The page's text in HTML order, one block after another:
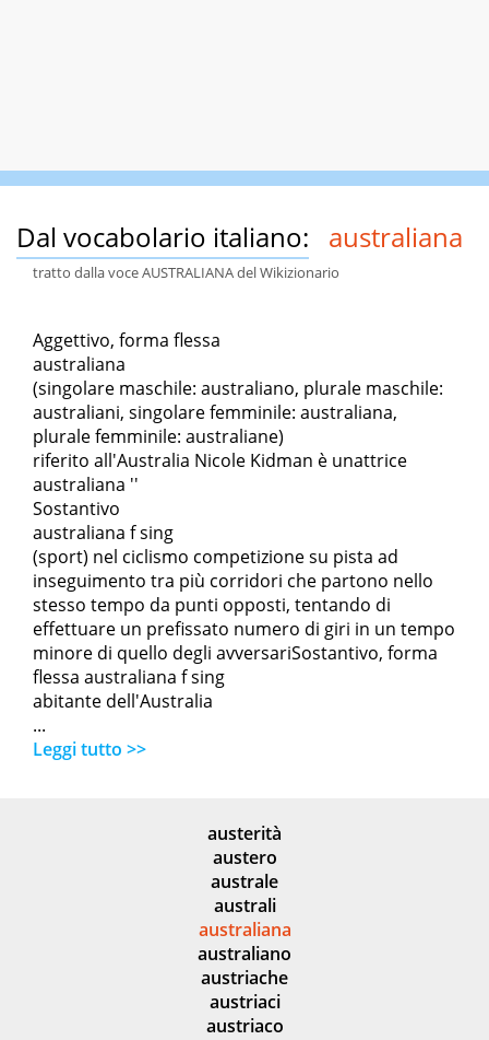
Dal vocabolario italiano: australiana
tratto dalla voce AUSTRALIANA del Wikizionario
Aggettivo, forma flessa
australiana
(singolare maschile: australiano, plurale maschile:
australiani, singolare femminile: australiana,
plurale femminile: australiane)
riferito all'Australia Nicole Kidman è unattrice
australiana ''
Sostantivo
australiana f sing
(sport) nel ciclismo competizione su pista ad
inseguimento tra più corridori che partono nello
stesso tempo da punti opposti, tentando di
effettuare un prefissato numero di giri in un tempo
minore di quello degli avversariSostantivo, forma
flessa australiana f sing
abitante dell'Australia
...
Leggi tutto >>
austerità
austero
australe
australi
australiana
australiano
austriache
austriaci
austriaco